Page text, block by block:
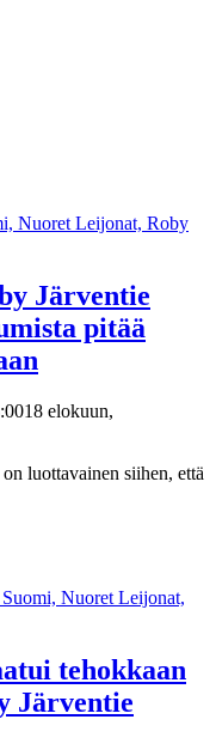
Järventie
pitää
18 elokuun,
luottavainen siihen, että
tehokkaan
Järventie